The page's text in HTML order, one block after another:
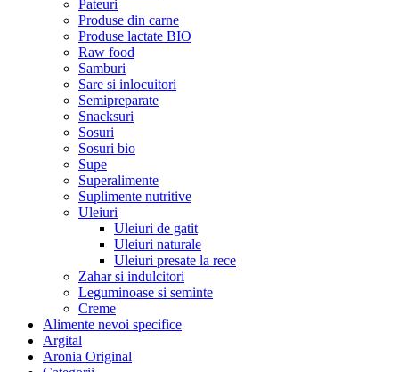
Pateuri
Produse din carne
Produse lactate BIO
Raw food
Samburi
Sare si inlocuitori
Semipreparate
Snacksuri
Sosuri
Sosuri bio
Supe
Superalimente
Suplimente nutritive
Uleiuri
Uleiuri de gatit
Uleiuri naturale
Uleiuri presate la rece
Zahar si indulcitori
Leguminoase si seminte
Creme
Alimente nevoi specifice
Argital
Aronia Original